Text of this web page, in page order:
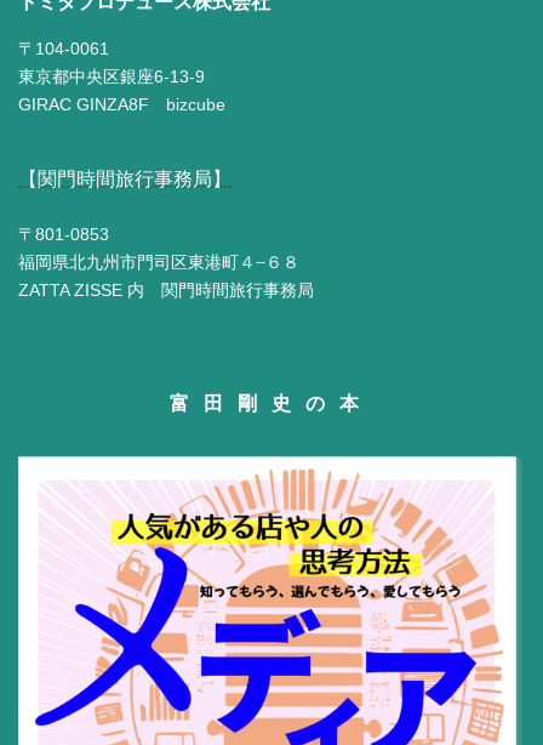
〒104-0061
東京都中央区銀座6-13-9
GIRAC GINZA8F bizcube
【関門時間旅行事務局】
〒801-0853
福岡県北九州市門司区東港町４−６８
ZATTA ZISSE 内 関門時間旅行事務局
富田剛史の本